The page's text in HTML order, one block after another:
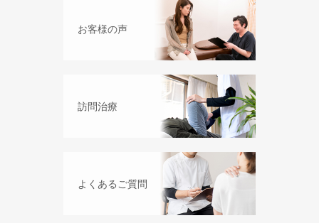
お客様の声
訪問治療
よくあるご質問